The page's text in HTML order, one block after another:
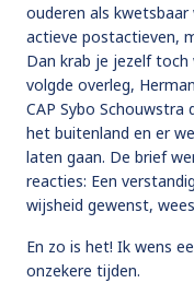
ouderen als
actieve postactieven,
Dan krab je jezelf
volgde overleg,
CAP Sybo Schouwstra
het buitenland en er
laten gaan. De brief
reacties: Een
wijsheid gewenst,
En zo is het! Ik wens
onzekere tijden.